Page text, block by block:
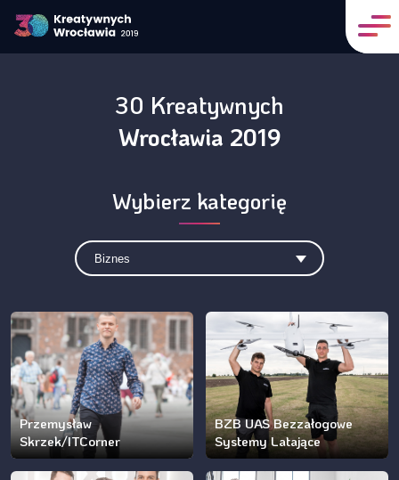
30 Kreatywnych
Wrocławia 2019
Wybierz kategorię
Przemysław
Skrzek/ITCorner
BZB UAS Bezzałogowe
Systemy Latające